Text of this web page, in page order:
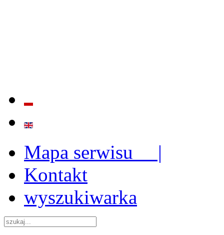
Mapa serwisu |
Kontakt
wyszukiwarka